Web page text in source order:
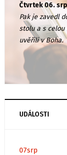
Čtvrtek 06.
Pak je zavedl
stolu a s celou
uvěřili v Boha.
UDÁLOSTI
07srp